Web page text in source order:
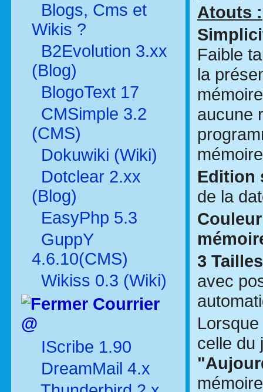
Blogs, Cms et
Wikis ?
B2Evolution 3.xx
(Blog)
BlogoText 17
CMSimple 3.2
(CMS)
Dokuwiki (Wiki)
Dotclear 2.xx
(Blog)
EasyPhp 5.3
GuppY
4.6.10(CMS)
Wikiss 0.3 (Wiki)
Courrier
@
IScribe 1.90
DreamMail 4.x
Atouts :
Faible
la
aucune
Edition
de la
3
avec
celle du